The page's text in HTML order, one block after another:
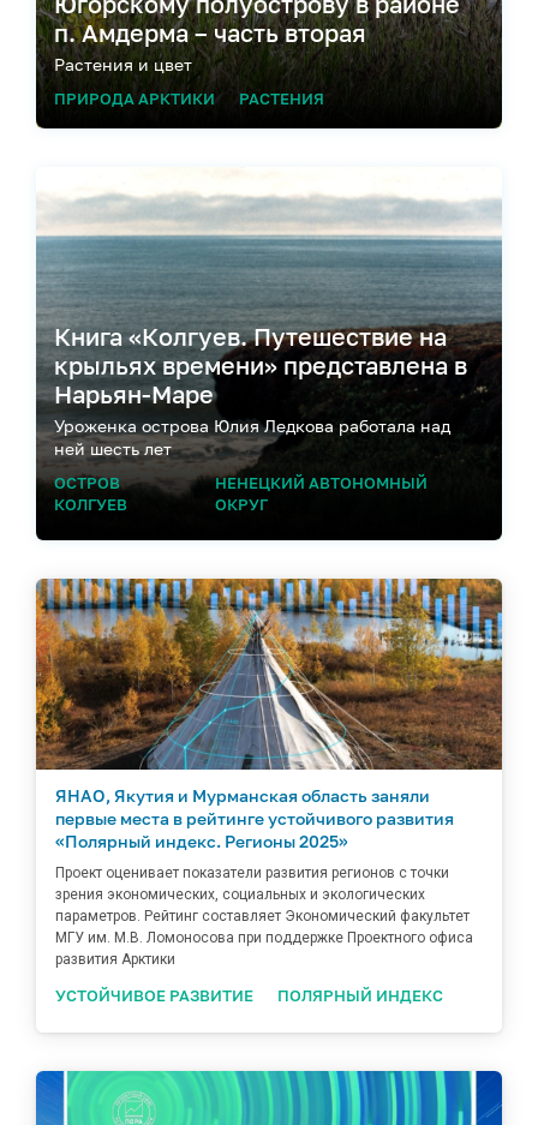
п. Амдерма – часть вторая
Растения и цвет
ПРИРОДА АРКТИКИ РАСТЕНИЯ
Книга «Колгуев. Путешествие на
крыльях времени» представлена в
Нарьян-Маре
Уроженка острова Юлия Ледкова работала над
ней шесть лет
ОСТРОВ
КОЛГУЕВ
НЕНЕЦКИЙ АВТОНОМНЫЙ
ОКРУГ
ЯНАО, Якутия и Мурманская область заняли
первые места в рейтинге устойчивого развития
«Полярный индекс. Регионы 2025»
Проект оценивает показатели развития регионов с точки
зрения экономических, социальных и экологических
параметров. Рейтинг составляет Экономический факультет
МГУ им. М.В. Ломоносова при поддержке Проектного офиса
развития Арктики
УСТОЙЧИВОЕ РАЗВИТИЕ ПОЛЯРНЫЙ ИНДЕКС